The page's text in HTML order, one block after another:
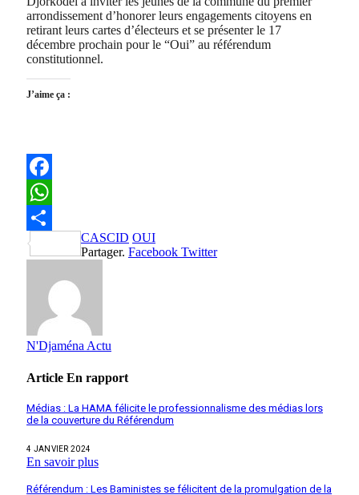
arrondissement d’honorer leurs engagements citoyens en
retirant leurs cartes d’électeurs et se présenter le 17
décembre prochain pour le “Oui” au référendum
constitutionnel.
J’aime ça :
Facebook
WhatsApp
Partager
CASCID OUI
Partager. Facebook Twitter
N'Djaména Actu
Article En rapport
Médias : La HAMA félicite le professionnalisme des médias lors
de la couverture du Référendum
4 JANVIER 2024
En savoir plus
Référendum : Les Baministes se félicitent de la promulgation de la